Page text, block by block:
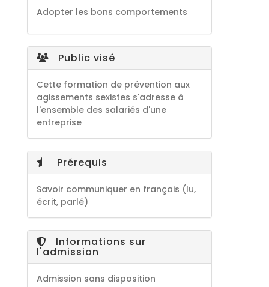
Adopter les bons comportements
Public visé
Cette formation de prévention aux
agissements sexistes s'adresse à
l'ensemble des salariés d'une
entreprise
Prérequis
Savoir communiquer en français (lu,
écrit, parlé)
Informations sur
l'admission
Admission sans disposition